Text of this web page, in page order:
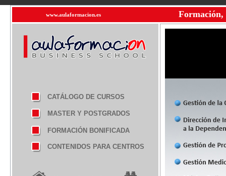
www.aulaformacion.es
CATÁLOGO DE CURSOS
MASTER Y POSTGRADOS
FORMACIÓN BONIFICADA
CONTENIDOS PARA CENTROS